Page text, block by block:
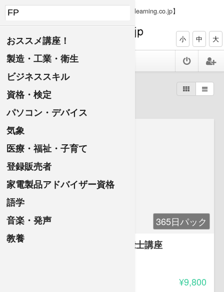
【PC、タブレット、スマホで資格ゲット elearning.co.jp】
小 中 大
おススメ講座！
製造・工業・衛生
ビジネススキル
資格・検定
パソコン・デバイス
気象
医療・福祉・子育て
登録販売者
家電製品アドバイザー資格
語学
音楽・発声
教養
検索結果：FP
365日パック
ドナルド松山のFP2級3級技能士講座
¥9,800